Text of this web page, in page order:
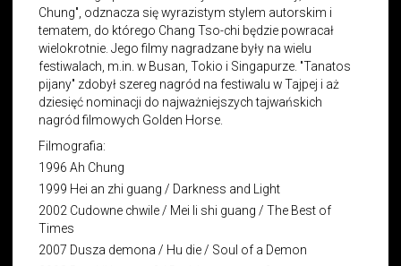
Chung", odznacza się wyrazistym stylem autorskim i
tematem, do którego Chang Tso-chi będzie powracał
wielokrotnie. Jego filmy nagradzane były na wielu
festiwalach, m.in. w Busan, Tokio i Singapurze. "Tanatos
pijany" zdobył szereg nagród na festiwalu w Tajpej i aż
dziesięć nominacji do najważniejszych tajwańskich
nagród filmowych Golden Horse.
Filmografia:
1996 Ah Chung
1999 Hei an zhi guang / Darkness and Light
2002 Cudowne chwile / Mei li shi guang / The Best of
Times
2007 Dusza demona / Hu die / Soul of a Demon